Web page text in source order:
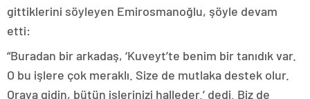
gittiklerini söyleyen Emirosmanoğlu, şöyle devam
etti:
“Buradan bir arkadaş, ‘Kuveyt’te benim bir tanıdık var.
O bu işlere çok meraklı. Size de mutlaka destek olur.
Oraya gidin, bütün işlerinizi halleder.’ dedi. Biz de